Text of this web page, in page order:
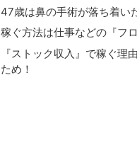
47歳は鼻の手術が落ち着い
稼ぐ方法は仕事などの『フ
『ストック収入』で稼ぐ理
ため！